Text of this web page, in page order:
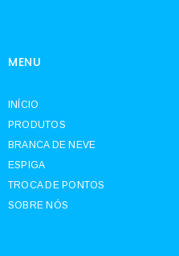
MENU
INÍCIO
PRODUTOS
BRANCA DE NEVE
ESPIGA
TROCA DE PONTOS
SOBRE NÓS